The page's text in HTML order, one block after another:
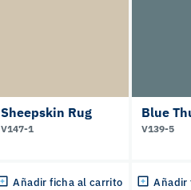
Sheepskin Rug
V147-1
Añadir ficha al carrito
Blue
V139-5
Añadir